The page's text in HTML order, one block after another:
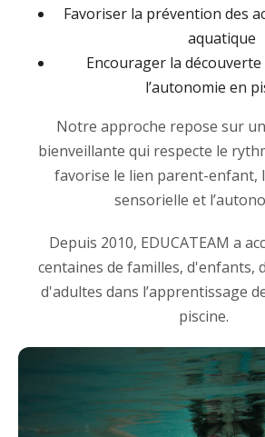
Favoriser la prévention des
aquatique
Encourager la
l’autonomie en
Notre approche repose sur
bienveillante qui respecte le
favorise le lien parent-enfant,
sensorielle et
Depuis 2010, EDUCATEAM a
centaines de familles, d'enfants,
d'adultes dans l’apprentissage
piscine.